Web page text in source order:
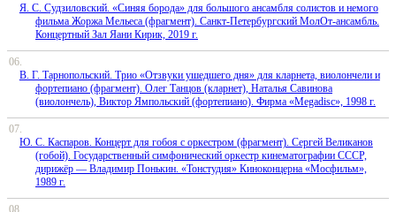
Я. С. Судзиловский. «Синяя борода» для большого ансамбля солистов и немого
фильма Жоржа Мельеса (фрагмент). Санкт-Петербургский МолОт-ансамбль.
Концертный Зал Яани Кирик, 2019 г.
В. Г. Тарнопольский. Трио «Отзвуки ушедшего дня» для кларнета, виолончели и
фортепиано (фрагмент). Олег Танцов (кларнет), Наталья Савинова
(виолончель), Виктор Ямпольский (фортепиано). Фирма «Megadisc», 1998 г.
Ю. С. Каспаров. Концерт для гобоя с оркестром (фрагмент). Сергей Великанов
(гобой). Государственный симфонический оркестр кинематографии СССР,
дирижёр — Владимир Понькин. «Тонстудия» Киноконцерна «Мосфильм»,
1989 г.